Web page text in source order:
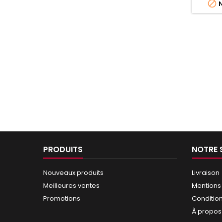

PRODUITS
Nouveaux produits
Meilleures ventes
Promotions
NOTRE
Livraison
À propos